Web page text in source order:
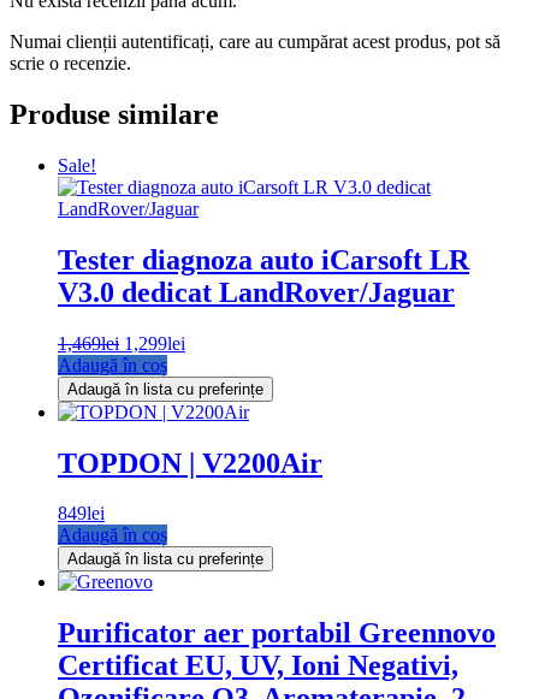
Numai clienții autentificați, care au cumpărat acest produs, pot să
scrie o recenzie.
Produse similare
Sale!
Tester diagnoza auto iCarsoft LR
V3.0 dedicat LandRover/Jaguar
1,469lei Prețul
inițial
a
fost:
1,469lei.
1,299lei
este:
1,299lei.
Adaugă în coș
Adaugă în lista cu preferințe
TOPDON | V2200Air
849lei
Adaugă în coș
Adaugă în lista cu preferințe
Purificator aer portabil Greennovo
Certificat EU, UV, Ioni Negativi,